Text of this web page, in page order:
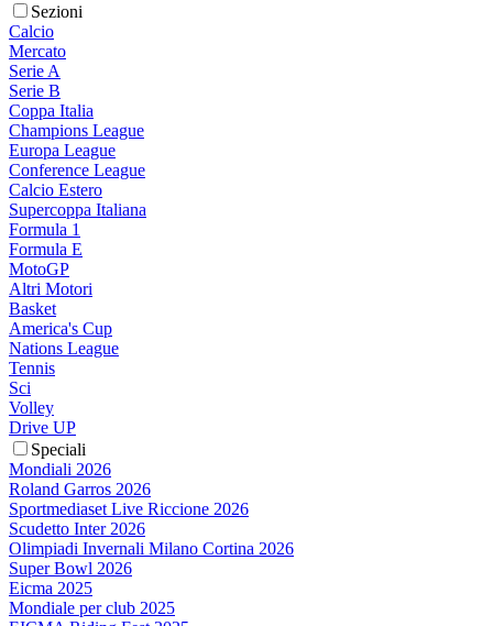
Sezioni
Calcio
Mercato
Serie A
Serie B
Coppa Italia
Champions League
Europa League
Conference League
Calcio Estero
Supercoppa Italiana
Formula 1
Formula E
MotoGP
Altri Motori
Basket
America's Cup
Nations League
Tennis
Sci
Volley
Drive UP
Speciali
Mondiali 2026
Roland Garros 2026
Sportmediaset Live Riccione 2026
Scudetto Inter 2026
Olimpiadi Invernali Milano Cortina 2026
Super Bowl 2026
Eicma 2025
Mondiale per club 2025